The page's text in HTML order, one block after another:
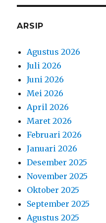
ARSIP
Agustus 2026
Juli 2026
Juni 2026
Mei 2026
April 2026
Maret 2026
Februari 2026
Januari 2026
Desember 2025
November 2025
Oktober 2025
September 2025
Agustus 2025